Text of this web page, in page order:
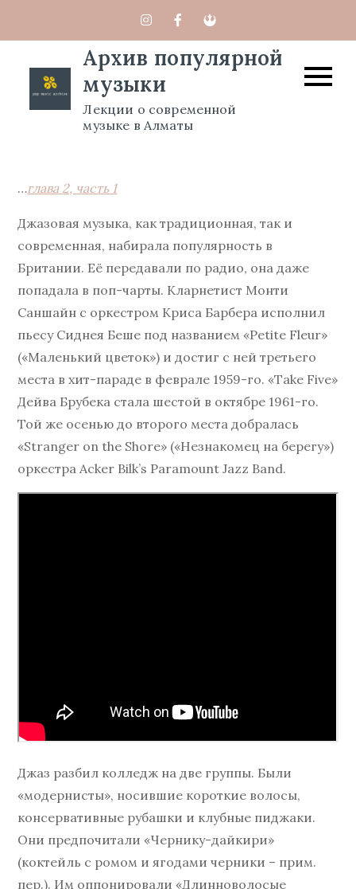
содержимомуАрхив популярной
музыки
Лекции о современной
музыке в Алматы
…глава 2, часть 1
Джазовая музыка, как традиционная, так и
современная, набирала популярность в
Британии. Её передавали по радио, она даже
попадала в поп-чарты. Кларнетист Монти
Саншайн с оркестром Криса Барбера исполнил
пьесу Сиднея Беше под названием «Petite Fleur»
(«Маленький цветок») и достиг с ней третьего
места в хит-параде в феврале 1959-го. «Take Five»
Дейва Брубека стала шестой в октябре 1961-го.
Той же осенью до второго места добралась
«Stranger on the Shore» («Незнакомец на берегу»)
оркестра Acker Bilk’s Paramount Jazz Band.
Джаз разбил колледж на две группы. Были
«модернисты», носившие короткие волосы,
консервативные рубашки и клубные пиджаки.
Они предпочитали «Чернику-дайкири»
(коктейль с ромом и ягодами черники – прим.
пер.). Им оппонировали «Длинноволосые